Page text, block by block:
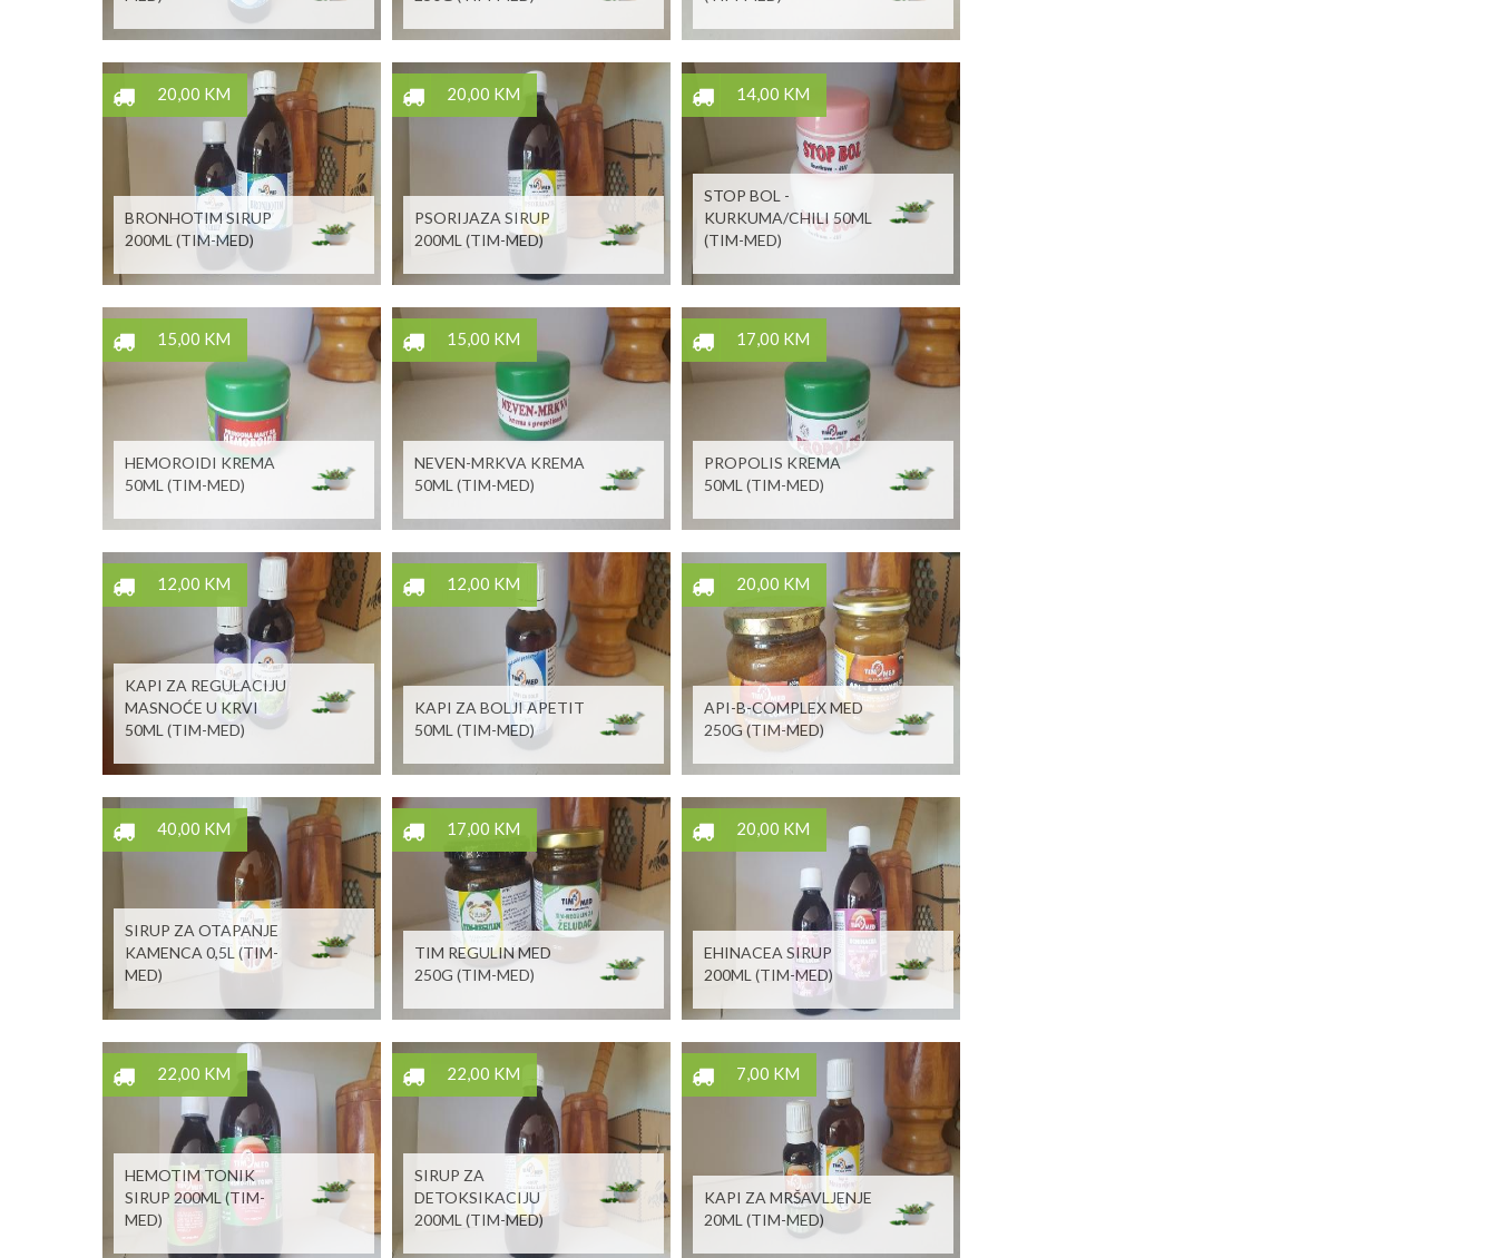
20,00 KM
BRONHOTIM SIRUP
200ML (TIM-MED)
20,00 KM
PSORIJAZA SIRUP
200ML (TIM-MED)
14,00 KM
STOP BOL -
KURKUMA/CHILI 50ML
(TIM-MED)
15,00 KM
HEMOROIDI KREMA
50ML (TIM-MED)
15,00 KM
NEVEN-MRKVA KREMA
50ML (TIM-MED)
17,00 KM
PROPOLIS KREMA
50ML (TIM-MED)
12,00 KM
KAPI ZA REGULACIJU
MASNOĆE U KRVI
50ML (TIM-MED)
12,00 KM
KAPI ZA BOLJI APETIT
50ML (TIM-MED)
20,00 KM
API-B-COMPLEX MED
250G (TIM-MED)
40,00 KM
SIRUP ZA OTAPANJE
KAMENCA 0,5L (TIM-
MED)
17,00 KM
TIM REGULIN MED
250G (TIM-MED)
20,00 KM
EHINACEA SIRUP
200ML (TIM-MED)
22,00 KM
HEMOTIM TONIK
SIRUP 200ML (TIM-
MED)
22,00 KM
SIRUP ZA
DETOKSIKACIJU
200ML (TIM-MED)
7,00 KM
KAPI ZA MRŠAVLJENJE
20ML (TIM-MED)